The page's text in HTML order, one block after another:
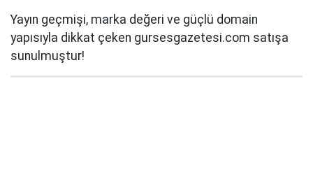
Yayın geçmişi, marka değeri ve güçlü domain
yapısıyla dikkat çeken gursesgazetesi.com satışa
sunulmuştur!